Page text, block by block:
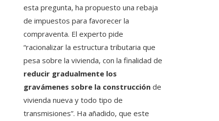
esta pregunta, ha propuesto una rebaja
de impuestos para favorecer la
compraventa. El experto pide
“racionalizar la estructura tributaria que
pesa sobre la vivienda, con la finalidad de
reducir gradualmente los
gravámenes sobre la construcción de
vivienda nueva y todo tipo de
transmisiones”. Ha añadido, que este